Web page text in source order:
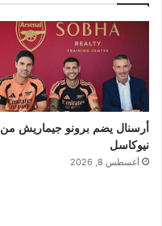
أرسنال يضم برونو جيماريش من
نيوكاسل
أغسطس 8, 2026